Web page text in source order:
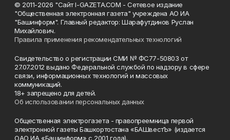
© 2011-2026 "Сайт I-GAZETA.COM - Сетевое издание
"Общественная электронная газета" учреждена АО ИА
"Башинформ". Главный редактор: Шарафутдинов Руслан
Михайлович.
Правила применения рекомендательных технологий
Свидетельство о регистрации СМИ № ФС77-50803 от
27.07.2012 выдано Федеральной службой по надзору в сфере
связи, информационных технологий и массовых
коммуникаций.
18+ запрещено для детей.
Об использовании персональных данных
Общественная электрогазета - правопреемница первой
электронной газеты Башкортостана «БАШвестЪ» (издается
ОАО ИА «Башинформ» с 2001 года).